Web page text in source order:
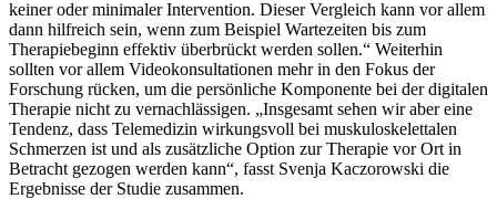
keiner oder minimaler Intervention. Dieser Vergleich kann vor allem
dann hilfreich sein, wenn zum Beispiel Wartezeiten bis zum
Therapiebeginn effektiv überbrückt werden sollen.“ Weiterhin
sollten vor allem Videokonsultationen mehr in den Fokus der
Forschung rücken, um die persönliche Komponente bei der digitalen
Therapie nicht zu vernachlässigen. „Insgesamt sehen wir aber eine
Tendenz, dass Telemedizin wirkungsvoll bei muskuloskelettalen
Schmerzen ist und als zusätzliche Option zur Therapie vor Ort in
Betracht gezogen werden kann“, fasst Svenja Kaczorowski die
Ergebnisse der Studie zusammen.